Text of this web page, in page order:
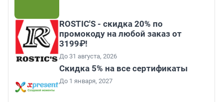
ROSTIC'S - скидка 20% по
промокоду на любой заказ от
3199₽!
До 31 августа, 2026
Скидка 5% на все сертификаты
До 1 января, 2027